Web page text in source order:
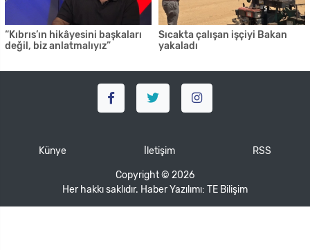
“Kıbrıs’ın hikâyesini başkaları
değil, biz anlatmalıyız”
Sıcakta çalışan işçiyi Bakan
yakaladı
Künye İletişim RSS
Copyright © 2026
Her hakkı saklıdır. Haber Yazılımı: TE Bilişim